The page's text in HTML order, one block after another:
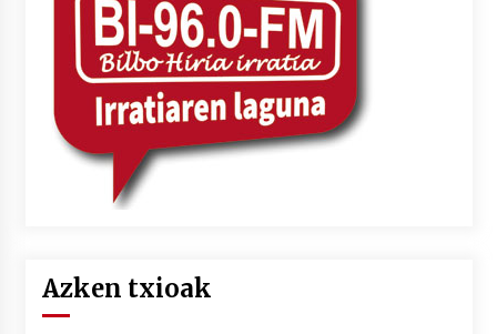
MUSIBLA #297: Bide, Boards Of Canada, Somak,
Tiga, Twisted Teens, Underscores, Habia
2026/07/02
Azken txioak